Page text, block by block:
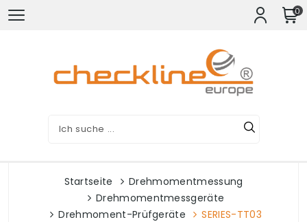
0
Startseite
Drehmomentmessung
Drehmomentmessgeräte
Drehmoment-Prüfgeräte
SERIES-TT03